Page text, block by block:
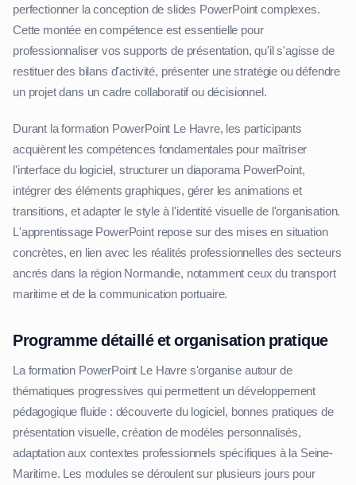
perfectionner la conception de slides PowerPoint complexes.
Cette montée en compétence est essentielle pour
professionnaliser vos supports de présentation, qu'il s'agisse de
restituer des bilans d'activité, présenter une stratégie ou défendre
un projet dans un cadre collaboratif ou décisionnel.
Durant la formation PowerPoint Le Havre, les participants
acquièrent les compétences fondamentales pour maîtriser
l'interface du logiciel, structurer un diaporama PowerPoint,
intégrer des éléments graphiques, gérer les animations et
transitions, et adapter le style à l'identité visuelle de l'organisation.
L'apprentissage PowerPoint repose sur des mises en situation
concrètes, en lien avec les réalités professionnelles des secteurs
ancrés dans la région Normandie, notamment ceux du transport
maritime et de la communication portuaire.
Programme détaillé et organisation pratique
La formation PowerPoint Le Havre s'organise autour de
thématiques progressives qui permettent un développement
pédagogique fluide : découverte du logiciel, bonnes pratiques de
présentation visuelle, création de modèles personnalisés,
adaptation aux contextes professionnels spécifiques à la Seine-
Maritime. Les modules se déroulent sur plusieurs jours pour